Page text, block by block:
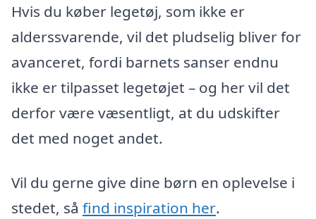
Hvis du køber legetøj, som ikke er
alderssvarende, vil det pludselig bliver for
avanceret, fordi barnets sanser endnu
ikke er tilpasset legetøjet – og her vil det
derfor være væsentligt, at du udskifter
det med noget andet.
Vil du gerne give dine børn en oplevelse i
stedet, så find inspiration her.